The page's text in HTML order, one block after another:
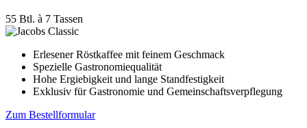
55 Btl. à 7 Tassen
Erlesener Röstkaffee mit feinem Geschmack
Spezielle Gastronomiequalität
Hohe Ergiebigkeit und lange Standfestigkeit
Exklusiv für Gastronomie und Gemeinschaftsverpflegung
Zum Bestellformular